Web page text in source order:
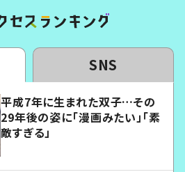
SNS
平成7年に生まれた双子…その
29年後の姿に「漫画みたい」「素
敵すぎる」